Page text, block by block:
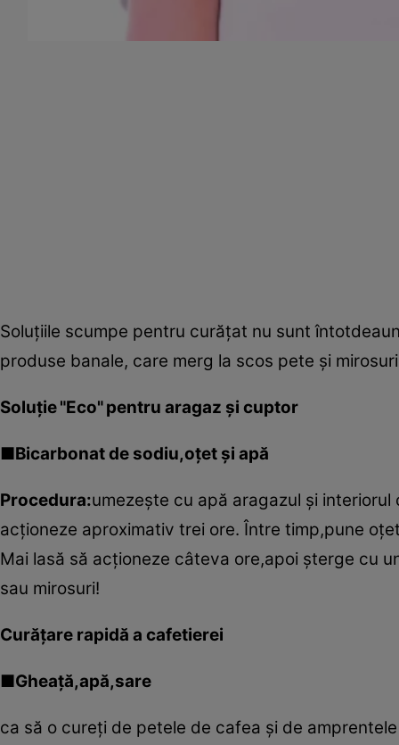
Soluţiile scumpe pentru curăţat nu sunt
produse banale, care merg la scos pete şi
Soluţie "Eco" pentru aragaz şi cuptor
■Bicarbonat de sodiu,oţet şi apă
Procedura:umezeşte cu apă aragazul şi
acţioneze aproximativ trei ore. Între timp,pune
Mai lasă să acţioneze câteva ore,apoi şterge cu
sau mirosuri!
Curăţare rapidă a cafetierei
■Gheaţă,apă,sare
ca să o cureţi de petele de cafea şi de